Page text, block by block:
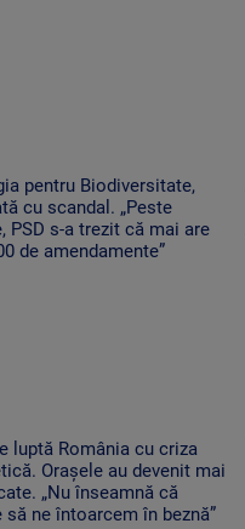
pentru Biodiversitate,
cu scandal. „Peste
PSD s-a trezit că mai are
de amendamente”
luptă România cu criza
Orașele au devenit mai
„Nu înseamnă că
să ne întoarcem în beznă”